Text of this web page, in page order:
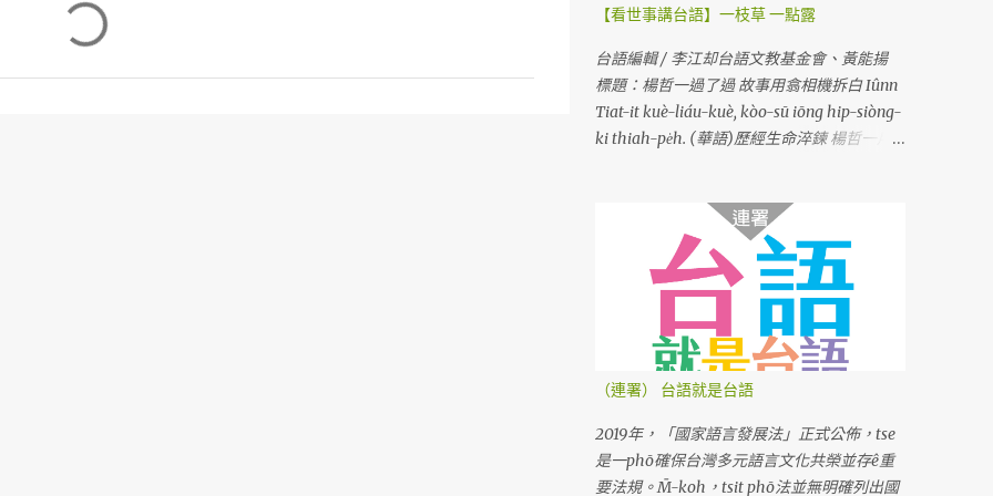
【看世事講台語】一枝草 一點露
台語編輯 / 李江却台語文教基金會、黃能揚
標題：楊哲一過了過 故事用翕相機拆白 Iûnn
Tiat-it kuè-liáu-kuè, kòo-sū iōng hip-siòng-
ki thiah-pe̍h. (華語)歷經生命淬鍊 楊哲一用
（連署） 台語就是台語
2019年，「國家語言發展法」正式公佈，tse
是一phō確保台灣多元語言文化共榮並存ê重
要法規。M̄-koh，tsit phō法並無明確列出國